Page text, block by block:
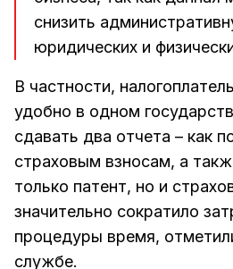
снизить
юридических и
В частности,
удобно в одном
сдавать два отчета – как
страховым взносам, а
только патент, но и
значительно сократило
процедуры время,
службе.